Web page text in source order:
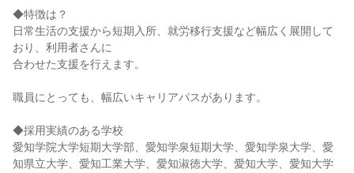
◆特徴は？
日常生活の支援から短期入所、就労移行支援など幅広く展開して
おり、利用者さんに
合わせた支援を行えます。
職員にとっても、幅広いキャリアパスがあります。
◆採用実績のある学校
愛知学院大学短期大学部、愛知学泉短期大学、愛知学泉大学、愛
知県立大学、愛知工業大学、愛知淑徳大学、愛知大学、愛知大学